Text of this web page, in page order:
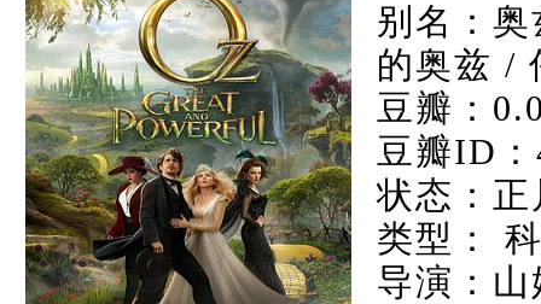
别名：
的奥兹 /
豆瓣：
豆瓣ID
状态：正
类型：
导演：山